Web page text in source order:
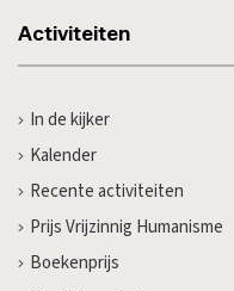
Activiteiten
In de kijker
Kalender
Recente activiteiten
Prijs Vrijzinnig Humanisme
Boekenprijs